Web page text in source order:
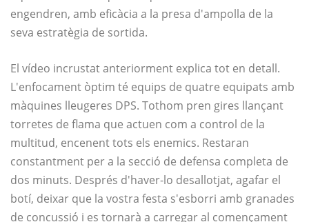
engendren, amb eficàcia a la presa d'ampolla de la
seva estratègia de sortida.
El vídeo incrustat anteriorment explica tot en detall.
L'enfocament òptim té equips de quatre equipats amb
màquines lleugeres DPS. Tothom pren gires llançant
torretes de flama que actuen com a control de la
multitud, encenent tots els enemics. Restaran
constantment per a la secció de defensa completa de
dos minuts. Després d'haver-lo desallotjat, agafar el
botí, deixar que la vostra festa s'esborri amb granades
de concussió i es tornarà a carregar al començament